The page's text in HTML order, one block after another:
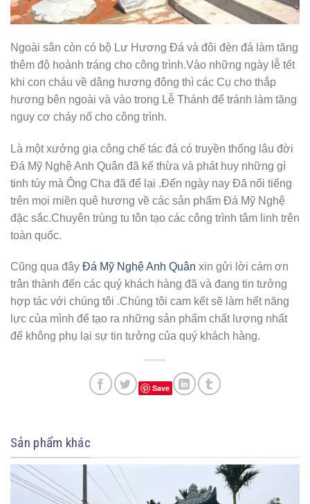
Ngoài sân còn có bộ Lư Hương Đá và đôi đèn đá làm tăng
thêm độ hoành tráng cho công trình.Vào những ngày lễ tết
khi con cháu về dâng hương đông thì các Cụ cho thắp
hương bên ngoài và vào trong Lễ Thánh để tránh làm tăng
nguy cơ cháy nổ cho công trình.
Là một xưởng gia công chế tác đá có truyền thống lâu đời
Đá Mỹ Nghệ Anh Quân đã kế thừa và phát huy những gì
tinh túy mà Ông Cha đã để lại .Đến ngày nay Đã nổi tiếng
trên mọi miền quê hương về các sản phẩm Đá Mỹ Nghệ
đặc sắc.Chuyên trùng tu tôn tạo các công trình tâm linh trên
toàn quốc.
Cũng qua đây Đá Mỹ Nghệ Anh Quân xin gửi lời cám ơn
trân thành đến các quý khách hàng đã và đang tin tưởng
hợp tác với chúng tôi .Chúng tôi cam kết sẽ làm hết năng
lực của mình để tạo ra những sản phẩm chất lượng nhất
để không phụ lại sự tin tưởng của quý khách hàng.
Save
Sản phẩm khác